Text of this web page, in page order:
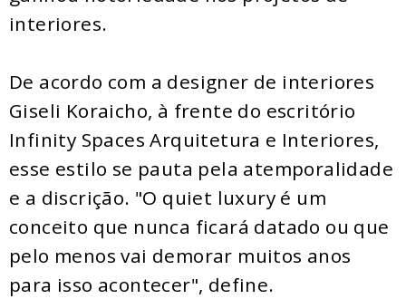
interiores.
De acordo com a designer de interiores
Giseli Koraicho, à frente do escritório
Infinity Spaces Arquitetura e Interiores,
esse estilo se pauta pela atemporalidade
e a discrição. "O quiet luxury é um
conceito que nunca ficará datado ou que
pelo menos vai demorar muitos anos
para isso acontecer", define.